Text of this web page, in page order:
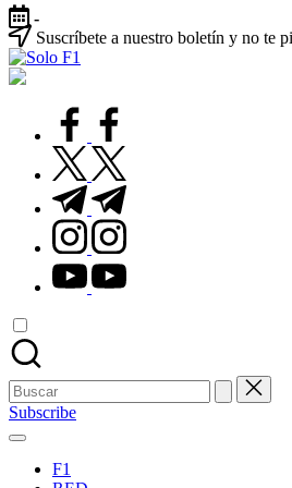
Saltar
al
contenido
-
Suscríbete a nuestro boletín y no te
Para
facebook.com
twitter.com
t.me
instagram.com
youtube.com
Buscar:
Subscribe
F1